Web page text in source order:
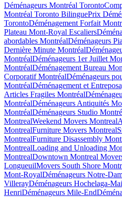
Déménageurs Montréal Toronto
Montréal Toronto BilinguePrix
TorontoDéménagement Forfait
Plateau Mont-Royal Escaliers
abordables MontréalDéménageurs
Dernière Minute Montréal
MontréalDéménageurs 1er Juillet
MontréalDéménagement Bureau
Corporatif MontréalDéménageurs
MontréalDéménagement et
Articles Fragiles Montréal
MontréalDéménageurs Antiquités
MontréalDéménageurs Studio
MontrealWeekend Movers Montreal
MontrealFurniture Movers Montreal
MontrealFurniture Disassembly
MontrealLoading and Unloading
MontrealDowntown Montreal
LongueuilMovers South Shore
Mont-RoyalDéménageurs Notre-
VillerayDéménageurs Hochelaga-
HenriDéménageurs Mile-End